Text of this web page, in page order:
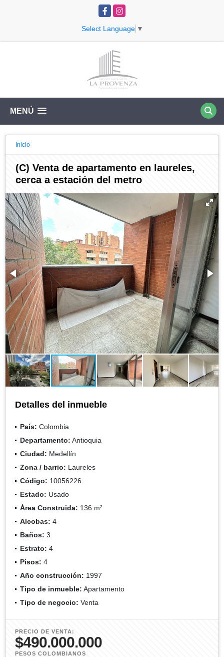
FacebookInstagram
Select Language ▼
MENÚ
Inicio
(C) Venta de apartamento en laureles,
cerca a estación del metro
Detalles del inmueble
País: Colombia
Departamento: Antioquia
Ciudad: Medellín
Zona / barrio: Laureles
Código: 10056226
Estado: Usado
Área Construida: 136 m²
Alcobas: 4
Baños: 3
Estrato: 4
Pisos: 4
Año construcción: 1997
Tipo de inmueble: Apartamento
Tipo de negocio: Venta
PRECIO DE VENTA:
$490.000.000
PESOS COLOMBIANOS